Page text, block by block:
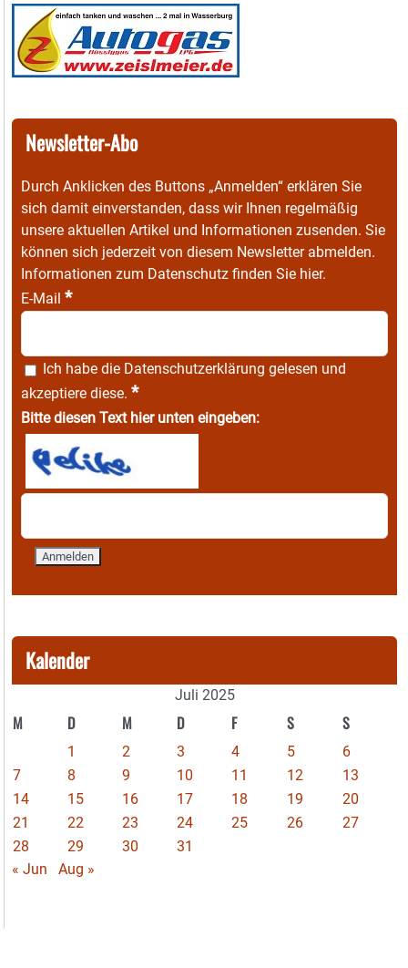
Newsletter-Abo
Durch Anklicken des Buttons „Anmelden“ erklären Sie
sich damit einverstanden, dass wir Ihnen regelmäßig
unsere aktuellen Artikel und Informationen zusenden. Sie
können sich jederzeit von diesem Newsletter abmelden.
Informationen zum Datenschutz finden Sie hier.
E-Mail *
Ich habe die Datenschutzerklärung gelesen und
akzeptiere diese. *
Bitte diesen Text hier unten eingeben:
Kalender
Juli 2025
M D M D F S S
1 2 3 4 5
6
7
8 9 10 11 12
13
14
15 16 17 18 19
20
21
22 23 24 25 26
27
28
29 30
31
« Jun
Aug »